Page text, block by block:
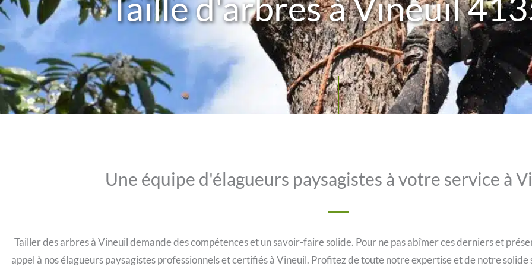
Une équipe d'élagueurs paysagistes à votre service à
Tailler des arbres à Vineuil demande des compétences et un savoir-faire solide. Pour ne pas abîmer ces derniers et
appel à nos élagueurs paysagistes professionnels et certifiés à Vineuil. Profitez de toute notre expertise et de notre